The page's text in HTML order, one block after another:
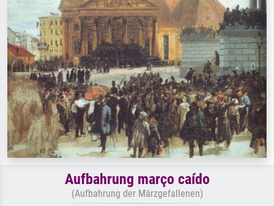
impressionismo, onda de Hokusai, nu.
a óleo escura, nu em pé ao lado de
uma árvore.
Aufbahrung março caído
(Aufbahrung der Märzgefallenen)